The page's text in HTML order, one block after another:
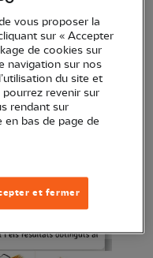
vous proposer la
sur « Accepter
de cookies sur
navigation sur nos
du site et
pourrez revenir sur
rendant sur
en bas de page de
et fermer